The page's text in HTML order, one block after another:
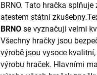
BRNO. Tato hračka
atestem státní
BRNO se vyznačují velmi
Všechny hračky jsou
výrobě jsou vysoce
výrobu hraček. Hlavními